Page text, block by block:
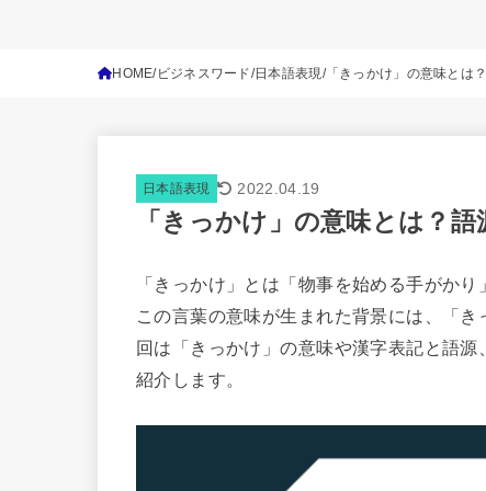
HOME ビジネスワード 日本語表現 「きっかけ」の意味とは
日本語表現 2022.04.19
「きっかけ」の意味とは？
「きっかけ」とは「物事を始める手がか
この言葉の意味が生まれた背景には、「
回は「きっかけ」の意味や漢字表記と語
紹介します。